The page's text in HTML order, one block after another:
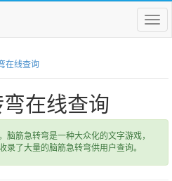
菜
单
在线查询
在线查询
脑筋急转弯是一种大众化的文字游戏，
了大量的脑筋急转弯供用户查询。